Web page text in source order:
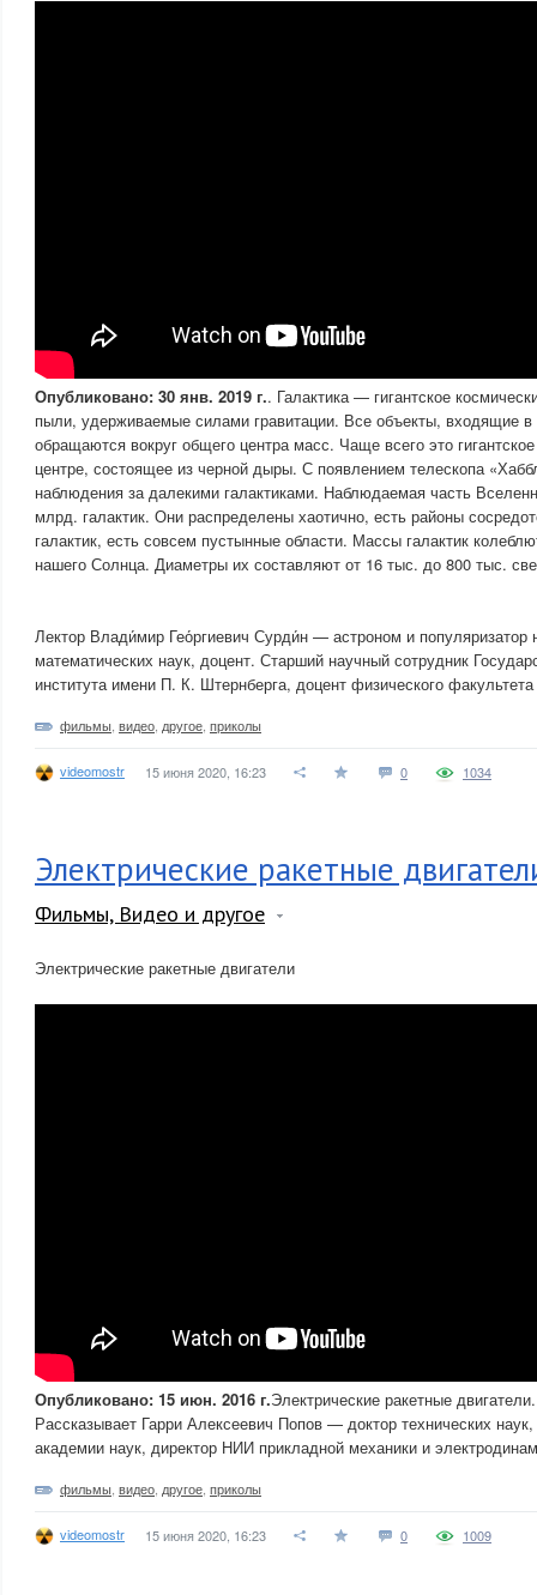
Опубликовано: 30 янв. 2019 г.. Галактика — гигантское
пыли, удерживаемые силами гравитации. Все объекты, входящие в
обращаются вокруг общего центра масс. Чаще всего это
центре, состоящее из черной дыры. С появлением телескопа
наблюдения за далекими галактиками. Наблюдаемая часть
млрд. галактик. Они распределены хаотично, есть районы
галактик, есть совсем пустынные области. Массы галактик
нашего Солнца. Диаметры их составляют от 16 тыс. до 800 тыс.
Лектор Влади́мир Гео́ргиевич Сурди́н — астроном и популяризатор
математических наук, доцент. Старший научный сотрудник
института имени П. К. Штернберга, доцент физического
фильмы видео другое приколы
videomostr 15 июня 2020, 16:23 0 1034
Электрические ракетные
Фильмы, Видео и другое
Электрические ракетные двигатели
Опубликовано: 15 июн. 2016 г.Электрические ракетные двигатели.
Рассказывает Гарри Алексеевич Попов — доктор технических
академии наук, директор НИИ прикладной механики и
фильмы видео другое приколы
videomostr 15 июня 2020, 16:23 0 1009